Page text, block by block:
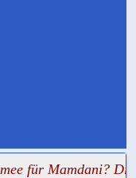
Die Spur soll